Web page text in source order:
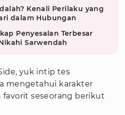
Kenali Perilaku yang
dalam Hubungan
Penyesalan Terbesar
Sarwendah
yuk intip tes
mengetahui karakter
favorit seseorang berikut